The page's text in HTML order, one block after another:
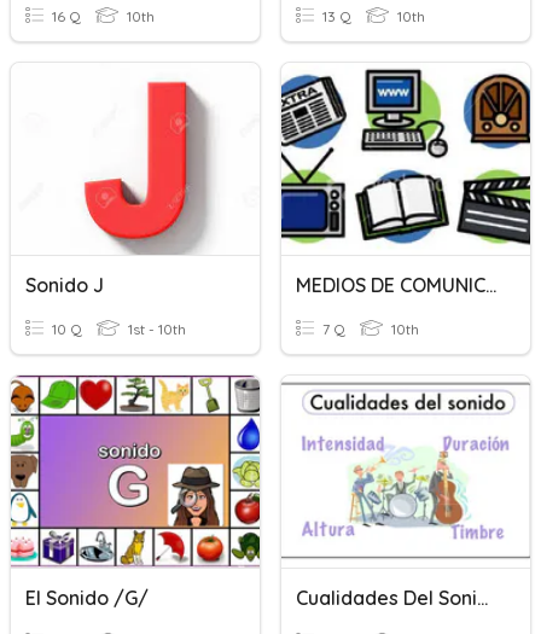
16 Q 10th 13 Q 10th
Sonido J
10 Q 1st - 10th
MEDIOS DE COMUNICACIÓN
7 Q 10th
El Sonido /g/ Cualidades Del Sonido.